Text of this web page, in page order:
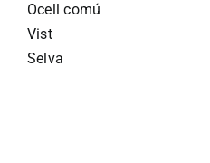
Ocell comú
Vist
Selva